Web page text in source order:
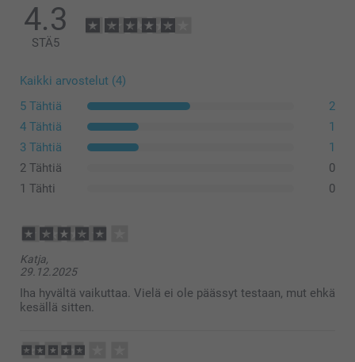
4.3
STÄ5
Kaikki arvostelut (4)
5 Tähtiä
2
4 Tähtiä
1
3 Tähtiä
1
2 Tähtiä
0
1 Tähti
0
Katja,
29.12.2025
Iha hyvältä vaikuttaa. Vielä ei ole päässyt testaan, mut ehkä
kesällä sitten.